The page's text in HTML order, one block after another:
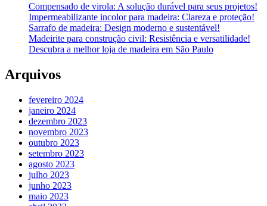
Compensado de virola: A solução durável para seus projetos!
Impermeabilizante incolor para madeira: Clareza e proteção!
Sarrafo de madeira: Design moderno e sustentável!
Madeirite para construção civil: Resistência e versatilidade!
Descubra a melhor loja de madeira em São Paulo
Arquivos
fevereiro 2024
janeiro 2024
dezembro 2023
novembro 2023
outubro 2023
setembro 2023
agosto 2023
julho 2023
junho 2023
maio 2023